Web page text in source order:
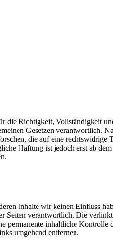
die Richtigkeit, Vollständigkeit
Gesetzen verantwortlich.
die auf eine
Haftung ist jedoch erst ab
Inhalte wir keinen Einfluss
Seiten verantwortlich. Die
permanente inhaltliche
umgehend entfernen.